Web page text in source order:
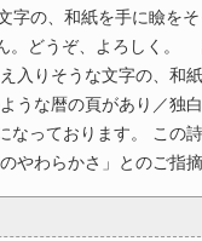
字の、和紙を手に瞼を
。どうぞ、よろしく。
入りそうな文字の、和
うな暦の頁があり／独
っております。 この
やわらかさ」とのご指